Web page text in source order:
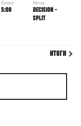
Время
5:00
Метод
DECISION -
SPLIT
ИТОГИ